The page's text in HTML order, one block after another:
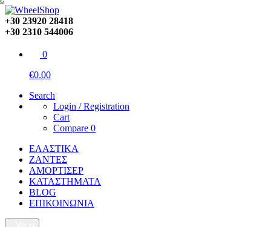
+30 23920 28418
+30 2310 544006
0
€0.00
Search
Login / Registration
Cart
Compare 0
ΕΛΑΣΤΙΚΑ
ΖΑΝΤΕΣ
ΑΜΟΡΤΙΣΕΡ
ΚΑΤΑΣΤΗΜΑΤΑ
BLOG
ΕΠΙΚΟΙΝΩΝΙΑ